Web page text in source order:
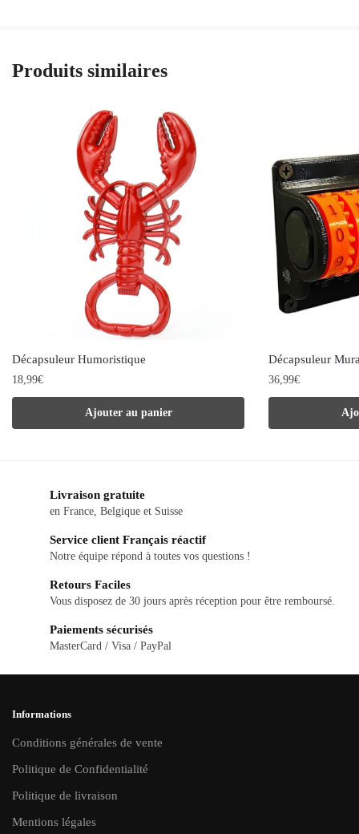
Produits similaires
Décapsuleur Humoristique
18,99€
Ajouter au panier
Décapsuleur
36,99€
Livraison gratuite
en France, Belgique et Suisse
Service client Français réactif
Notre équipe répond à toutes vos questions !
Retours Faciles
Vous disposez de 30 jours après réception pour être remboursé.
Paiements sécurisés
MasterCard / Visa / PayPal
Informations
Conditions générales de vente
Politique de Confidentialité
Politique de livraison
Mentions légales